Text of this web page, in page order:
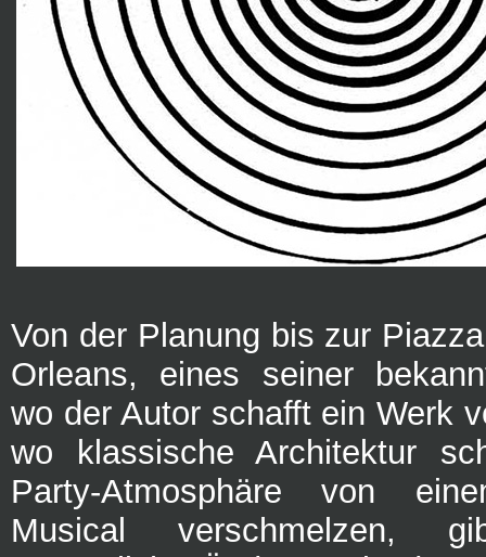
Von der Planung bis zur
Orleans, eines seiner
wo der Autor schafft ein Werk
wo klassische Architektur
Party-Atmosphäre von
Musical verschmelzen,